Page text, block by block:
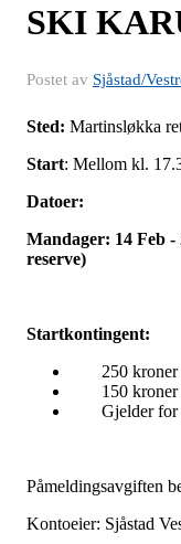
SKI
Postet av Sjåstad/
Sted: Martinsløkka
Start: Mellom kl.
Datoer:
Mandager: 14 Feb -
reserve)
Startkontingent:
250 kroner
150 kroner
Gjelder for
Påmeldingsavgiften
Kontoeier: Sjåstad